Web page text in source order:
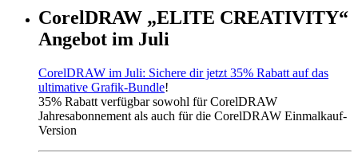
CorelDRAW „ELITE CREATIVITY“
Angebot im Juli
CorelDRAW im Juli: Sichere dir jetzt 35% Rabatt auf das
ultimative Grafik-Bundle!
35% Rabatt verfügbar sowohl für CorelDRAW
Jahresabonnement als auch für die CorelDRAW Einmalkauf-
Version